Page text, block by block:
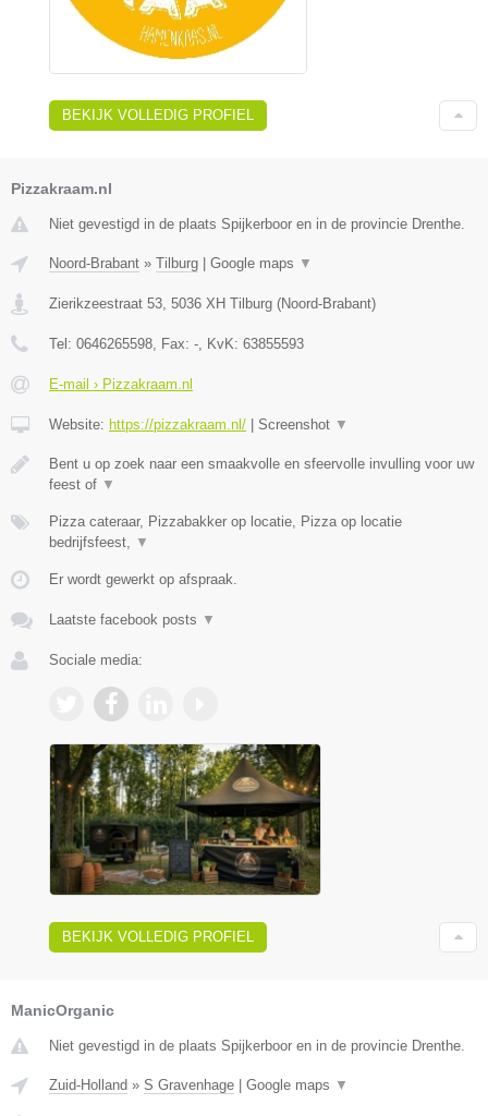
BEKIJK VOLLEDIG PROFIEL
Pizzakraam.nl
Niet gevestigd in de plaats Spijkerboor en in de provincie Drenthe.
Noord-Brabant » Tilburg Google maps ▼
Zierikzeestraat 53, 5036 XH Tilburg (Noord-Brabant)
Tel: 0646265598, Fax: -, KvK: 63855593
E-mail › Pizzakraam.nl
Website: https://pizzakraam.nl/ Screenshot ▼
Bent u op zoek naar een smaakvolle en sfeervolle invulling voor uw
feest of ▼
Pizza cateraar, Pizzabakker op locatie, Pizza op locatie
bedrijfsfeest, ▼
Er wordt gewerkt op afspraak.
Laatste facebook posts ▼
Sociale media:
BEKIJK VOLLEDIG PROFIEL
ManicOrganic
Niet gevestigd in de plaats Spijkerboor en in de provincie Drenthe.
Zuid-Holland » S Gravenhage Google maps ▼